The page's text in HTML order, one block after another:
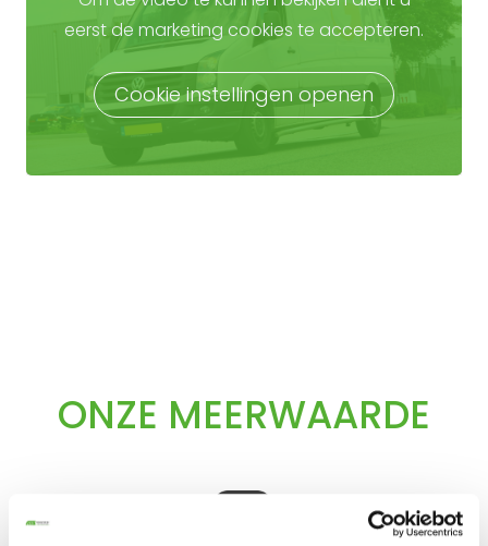
eerst de marketing cookies te accepteren.
Cookie instellingen openen
ONZE MEERWAARDE